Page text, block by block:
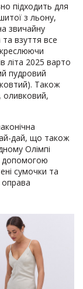
підходить для
з льону,
звичайну
та взуття все
літа 2025 варто
пудровий
Також
оливковий,
дай, що також
Олімпі
допомогою
сумочки та